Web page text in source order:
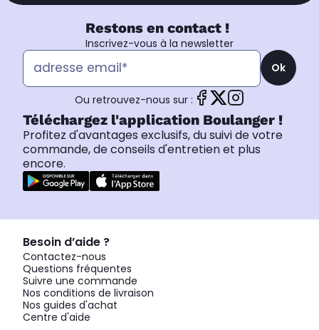
Restons en contact !
Inscrivez-vous à la newsletter
Ok
Ou retrouvez-nous sur :
Téléchargez l'application Boulanger !
Profitez d'avantages exclusifs, du suivi de votre
commande, de conseils d'entretien et plus
encore.
Besoin d’aide ?
Contactez-nous
Questions fréquentes
Suivre une commande
Nos conditions de livraison
Nos guides d'achat
Centre d'aide